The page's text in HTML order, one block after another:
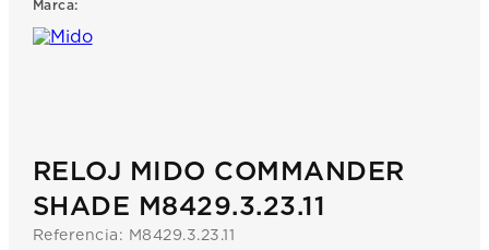
Marca:
RELOJ MIDO COMMANDER
SHADE M8429.3.23.11
Referencia: M8429.3.23.11